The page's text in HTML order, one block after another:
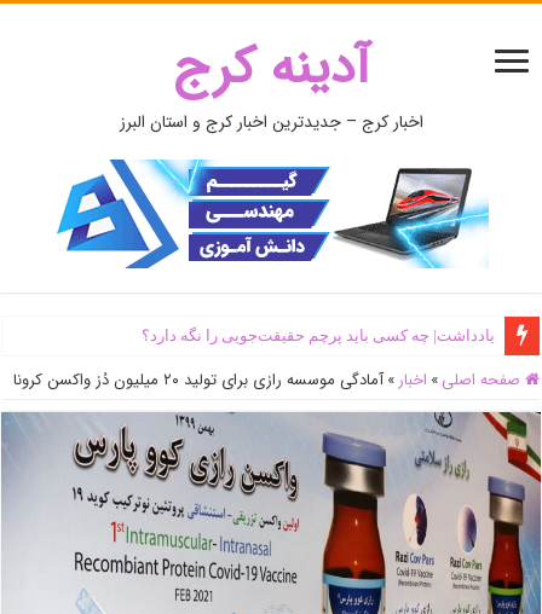
آدینه کرج
اخبار کرج – جدیدترین اخبار کرج و استان البرز
یادداشت| ‌چه کسی باید پرچم حقیقت‌جویی را نگه دارد؟
صفحه اصلی » اخبار » آمادگی موسسه رازی برای تولید ۲۰ میلیون دُز واکسن کرونا